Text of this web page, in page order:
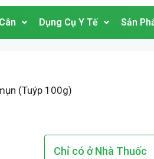
Dụng Cụ Y Tế Sản
(Tuýp 100g)
Chỉ có ở Nhà Thuốc